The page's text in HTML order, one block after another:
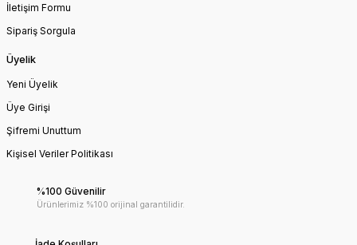
İletişim Formu
Sipariş Sorgula
Üyelik
Yeni Üyelik
Üye Girişi
Şifremi Unuttum
Kişisel Veriler Politikası
%100 Güvenilir
Ürünlerimiz %100 orijinal garantilidir.